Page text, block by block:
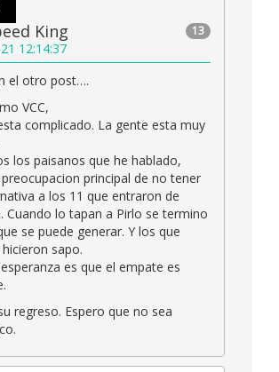
13
King
12:14:37
el otro post….
VCC,
complicado. La gente esta muy
los paisanos que he hablado,
principal de no tener
a los 11 que entraron de
Cuando lo tapan a Pirlo se termino
se puede generar. Y los que
sapo.
es que el empate es
regreso. Espero que no sea